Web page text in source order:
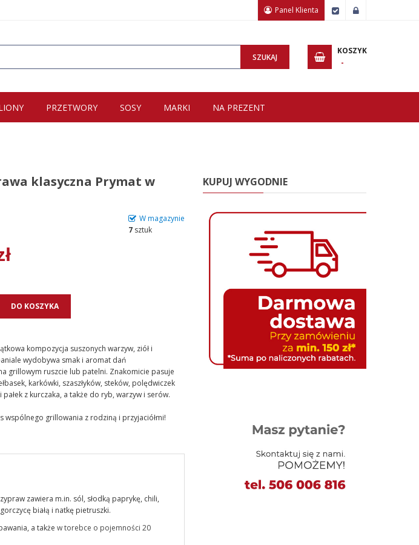
Panel Klienta Zamówienie
Wpisz minimum 3 znaki, aby wyszukać.
SZUKAJ
KOSZYK
PRZETWORY SOSY MARKI NA PREZENT
klasyczna Prymat w
W magazynie
7 sztuk
DO KOSZYKA
kompozycja suszonych warzyw, ziół i
wydobywa smak i aromat dań
grillowym ruszcie lub patelni. Znakomicie pasuje
karkówki, szaszłyków, steków, polędwiczek
z kurczaka, a także do ryb, warzyw i serów.
wspólnego grillowania z rodziną i przyjaciółmi!
zawiera m.in. sól, słodką paprykę, chili,
białą i natkę pietruszki.
a także w torebce o pojemności 20
KUPUJ WYGODNIE